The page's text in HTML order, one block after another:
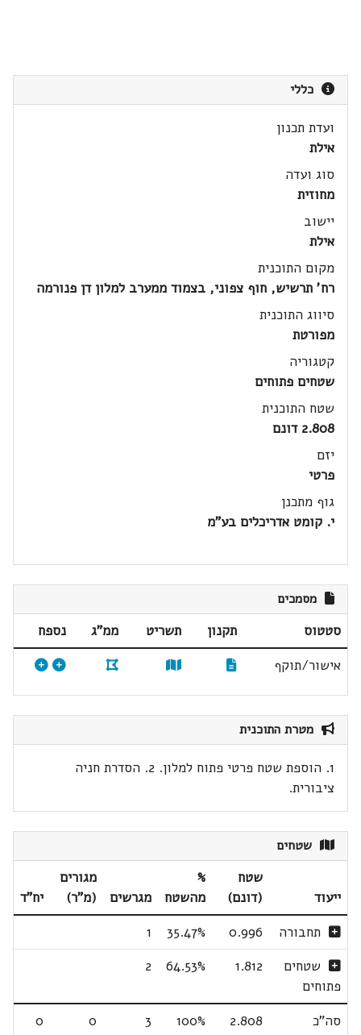
כללי
ועדת תכנון
אילת
סוג ועדה
מחוזית
יישוב
אילת
מקום התוכנית
רח' תרשיש, חוף צפוני, בצמוד ממערב למלון דן פנורמה
סיווג התוכנית
מפורטת
קטגוריה
שטחים פתוחים
שטח התוכנית
2.808 דונם
יזם
פרטי
גוף מתכנן
י. קומט אדריכלים בע"מ
מסמכים
סטטוס תקנון תשריט ממ"ג
נספח
אישור/תוקף
מטרת התוכנית
1. הוספת שטח פרטי פתוח למלון. 2. הסדרת חניה
ציבורית.
שטחים
ייעוד
שטח
(דונם)
%
מהשטח
מגרשים
מגורים
(מ"ר)
יח"ד
תחבורה
0.996
35.47%
1
שטחים
פתוחים
1.812
64.53%
2
סה"כ 2.808
100%
3
0
0